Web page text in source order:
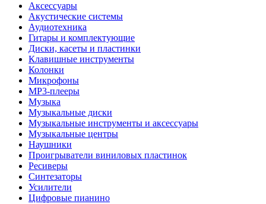
Аксессуары
Акустические системы
Аудиотехника
Гитары и комплектующие
Диски, касеты и пластинки
Клавишные инструменты
Колонки
Микрофоны
МР3-плееры
Музыка
Музыкальные диски
Музыкальные инструменты и аксессуары
Музыкальные центры
Наушники
Проигрыватели виниловых пластинок
Ресиверы
Синтезаторы
Усилители
Цифровые пианино